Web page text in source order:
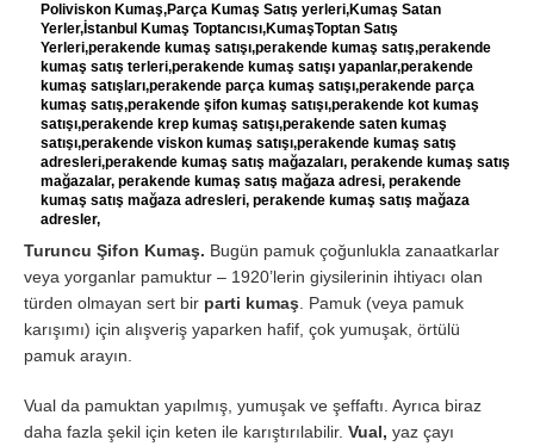
Poliviskon Kumaş,Parça Kumaş Satış yerleri,Kumaş Satan
Yerler,İstanbul Kumaş Toptancısı,KumaşToptan Satış
Yerleri,perakende kumaş satışı,perakende kumaş satış,perakende
kumaş satış terleri,perakende kumaş satışı yapanlar,perakende
kumaş satışları,perakende parça kumaş satışı,perakende parça
kumaş satış,perakende şifon kumaş satışı,perakende kot kumaş
satışı,perakende krep kumaş satışı,perakende saten kumaş
satışı,perakende viskon kumaş satışı,perakende kumaş satış
adresleri,perakende kumaş satış mağazaları, perakende kumaş satış
mağazalar, perakende kumaş satış mağaza adresi, perakende
kumaş satış mağaza adresleri, perakende kumaş satış mağaza
adresler,
Turuncu Şifon Kumaş. Bugün pamuk çoğunlukla zanaatkarlar
veya yorganlar pamuktur – 1920’lerin giysilerinin ihtiyacı olan
türden olmayan sert bir parti kumaş. Pamuk (veya pamuk
karışımı) için alışveriş yaparken hafif, çok yumuşak, örtülü
pamuk arayın.
Vual da pamuktan yapılmış, yumuşak ve şeffaftı. Ayrıca biraz
daha fazla şekil için keten ile karıştırılabilir. Vual, yaz çayı